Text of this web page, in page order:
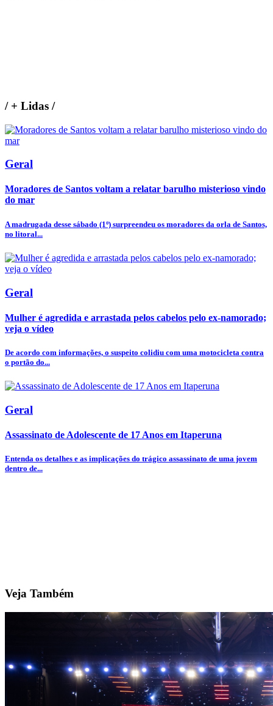
/+ Lidas /
Geral
Moradores de Santos voltam a relatar barulho misterioso vindo
do mar
A madrugada desse sábado (1º) surpreendeu os moradores da orla de Santos,
no litoral...
Geral
Mulher é agredida e arrastada pelos cabelos pelo ex-namorado;
veja o vídeo
De acordo com informações, o suspeito colidiu com uma motocicleta contra
o portão do...
Geral
Assassinato de Adolescente de 17 Anos em Itaperuna
Entenda os detalhes e as implicações do trágico assassinato de uma jovem
dentro de...
Veja Também